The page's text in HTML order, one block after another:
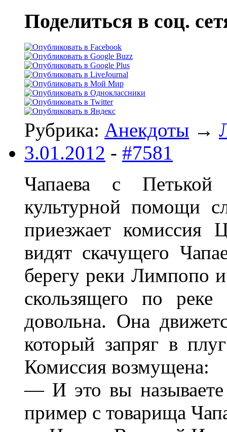
Поделиться в соц.
Рубрика: Анекдоты →
3.01.2012 - #7581
Чапаева с
культурной помощи
приезжает комиссия
видят скачущего
берегу реки Лимпопо
скользящего по
довольна. Она
который запряг в
Комиссия возмущена:
— И это вы называете
пример с товарища